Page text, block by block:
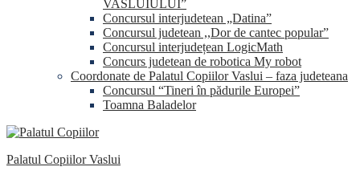
VASLUIULUI”
Concursul interjudetean „Datina”
Concursul judetean ,,Dor de cantec popular”
Concursul interjudețean LogicMath
Concurs judetean de robotica My robot
Coordonate de Palatul Copiilor Vaslui – faza judeteana
Concursul “Tineri în pădurile Europei”
Toamna Baladelor
Palatul Copiilor Vaslui